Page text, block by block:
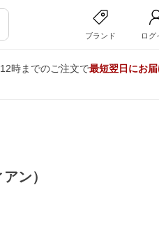
ブランド ログ
12時までのご注文で最短翌日にお
ン）